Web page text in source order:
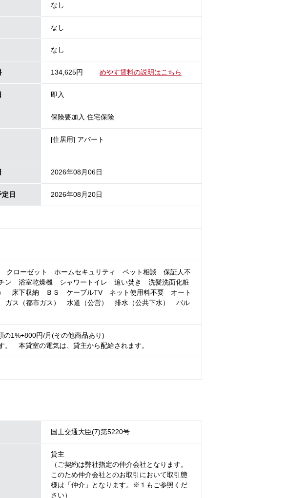
なし
なし
なし
134,625円 めやす賃料の説明はこちら
即入
保険要加入 住宅保険
[住居用] アパート
2026年08月06日
日 2026年08月20日
ローゼット ホームセキュリティ ペット相談 保証人不
ン 浴室乾燥機 シャワートイレ 追い焚き 洗髪洗面化粧
床下収納 ＢＳ ケーブルTV ネット使用料不要 オート
ス（都市ガス） 水道（公営） 排水（公共下水） バル
の1%+800円/月(その他商品あり)
。 本貸室の電気は、貸主から配給されます。
国土交通大臣(7)第5220号
貸主
（ご契約は弊社指定の仲介会社となります。
このため仲介会社とのお取引において取引態
様は「仲介」となります。※１もご参照くだ
さい）